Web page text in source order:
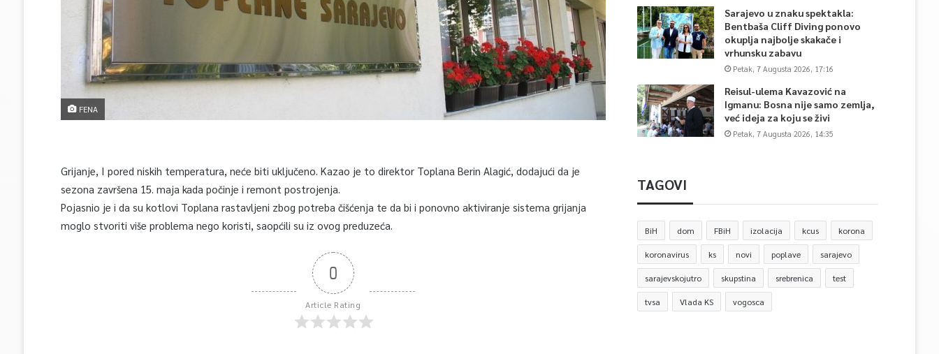
FENA
Grijanje, I pored niskih temperatura, neće biti uključeno. Kazao je to direktor Toplana Berin Alagić, dodajući da je
sezona završena 15. maja kada počinje i remont postrojenja.
Pojasnio je i da su kotlovi Toplana rastavljeni zbog potreba čišćenja te da bi i ponovno aktiviranje sistema grijanja
moglo stvoriti više problema nego koristi, saopćili su iz ovog preduzeća.
0
Article Rating
Sarajevo u znaku spektakla:
Bentbaša Cliff Diving ponovo
okuplja najbolje skakače i
vrhunsku zabavu
Petak, 7 Augusta 2026, 17:16
Reisul-ulema Kavazović na
Igmanu: Bosna nije samo zemlja,
već ideja za koju se živi
Petak, 7 Augusta 2026, 14:35
TAGOVI
BiH dom FBiH izolacija kcus korona
koronavirus ks novi poplave sarajevo
sarajevskojutro skupstina srebrenica test
tvsa Vlada KS vogosca